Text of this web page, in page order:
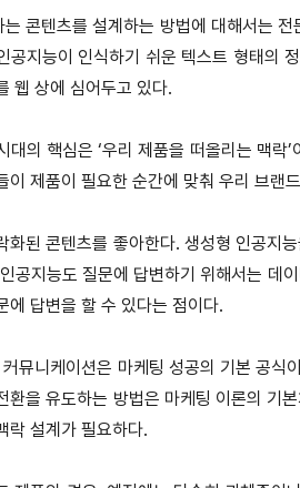
는 콘텐츠를 설계하는 방법에 대해서는
공지능이 인식하기 쉬운 텍스트 형태의
웹 상에 심어두고 있다.
대의 핵심은 ‘우리 제품을 떠올리는 맥
이 제품이 필요한 순간에 맞춰 우리 브랜
화된 콘텐츠를 좋아한다. 생성형 인공지
공지능도 질문에 답변하기 위해서는 데
에 답변을 할 수 있다는 점이다.
뮤니케이션은 마케팅 성공의 기본 공식
환을 유도하는 방법은 마케팅 이론의 기
락 설계가 필요하다.